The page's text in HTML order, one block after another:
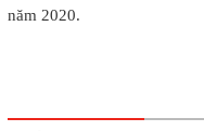
năm 2020.